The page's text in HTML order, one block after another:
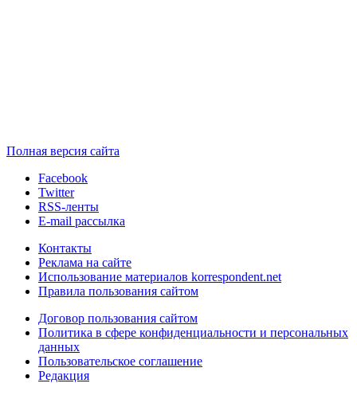
Полная версия сайта
Facebook
Twitter
RSS-ленты
E-mail рассылка
Контакты
Реклама на сайте
Использование материалов korrespondent.net
Правила пользования сайтом
Договор пользования сайтом
Политика в сфере конфиденциальности и персональных
данных
Пользовательское соглашение
Редакция